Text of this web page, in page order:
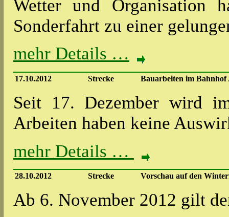
Wetter und Organisation
Sonderfahrt zu einer
mehr Details …
17.10.2012 Strecke Bauarbeiten im Bahnhof
Seit 17. Dezember wird
Arbeiten haben keine
mehr Details …
28.10.2012 Strecke Vorschau auf den
Ab 6. November 2012 gilt